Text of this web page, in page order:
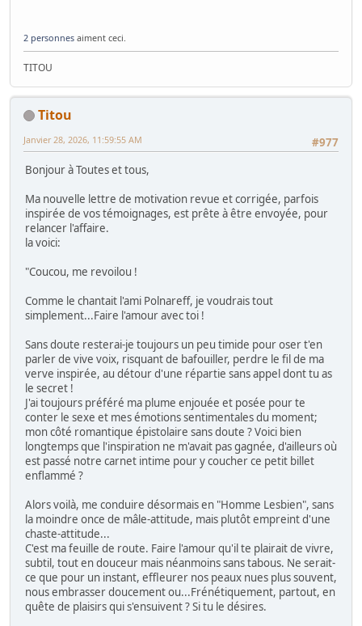
2 personnes aiment ceci.
TITOU
Titou
#977
Janvier 28, 2026, 11:59:55 AM
Bonjour à Toutes et tous,
Ma nouvelle lettre de motivation revue et corrigée, parfois
inspirée de vos témoignages, est prête à être envoyée, pour
relancer l'affaire.
la voici:
"Coucou, me revoilou !
Comme le chantait l'ami Polnareff, je voudrais tout
simplement...Faire l'amour avec toi !
Sans doute resterai-je toujours un peu timide pour oser t'en
parler de vive voix, risquant de bafouiller, perdre le fil de ma
verve inspirée, au détour d'une répartie sans appel dont tu as
le secret !
J'ai toujours préféré ma plume enjouée et posée pour te
conter le sexe et mes émotions sentimentales du moment;
mon côté romantique épistolaire sans doute ? Voici bien
longtemps que l'inspiration ne m'avait pas gagnée, d'ailleurs où
est passé notre carnet intime pour y coucher ce petit billet
enflammé ?
Alors voilà, me conduire désormais en "Homme Lesbien", sans
la moindre once de mâle-attitude, mais plutôt empreint d'une
chaste-attitude...
C'est ma feuille de route. Faire l'amour qu'il te plairait de vivre,
subtil, tout en douceur mais néanmoins sans tabous. Ne serait-
ce que pour un instant, effleurer nos peaux nues plus souvent,
nous embrasser doucement ou...Frénétiquement, partout, en
quête de plaisirs qui s'ensuivent ? Si tu le désires.